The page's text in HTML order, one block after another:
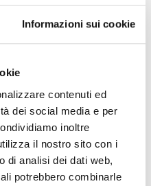
Informazioni sui cookie
contenuti ed
dei social media e per
inoltre
il nostro sito con i
di analisi dei dati web,
potrebbero combinarle
dei laboratori di
corso i lavori di
master chef” e soprattutto
della palazzina in
trovato sistemazione
in due locali) e sette
i locali per nuovi spogliatoi
alimenti e di